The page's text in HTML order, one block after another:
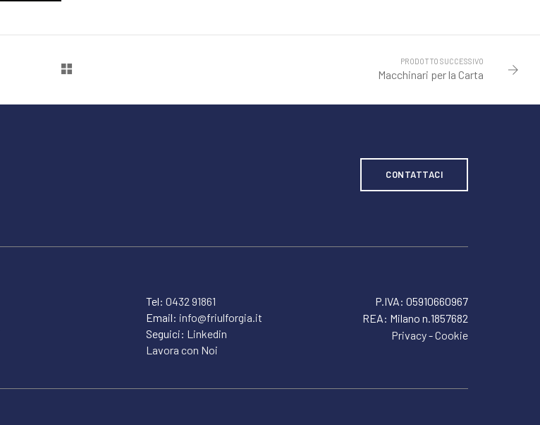
PRODOTTO SUCCESSIVO
Macchinari per la Carta
CONTATTACI
Tel: 0432 91861
Email: info@friulforgia.it
Seguici: Linkedin
Lavora con Noi
P.IVA: 05910660967
REA: Milano n.1857682
Privacy-Cookie